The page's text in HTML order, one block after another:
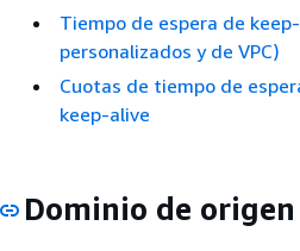
Tiempo de espera de
personalizados y de VPC)
Cuotas de tiempo de
keep-alive
Dominio de origen